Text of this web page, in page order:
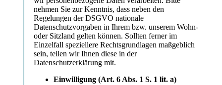
nehmen Sie zur Kenntnis, dass neben den
Regelungen der DSGVO nationale
Datenschutzvorgaben in Ihrem bzw. unserem Wohn-
oder Sitzland gelten können. Sollten ferner im
Einzelfall speziellere Rechtsgrundlagen maßgeblich
sein, teilen wir Ihnen diese in der
Datenschutzerklärung mit.
Einwilligung (Art. 6 Abs. 1 S. 1 lit. a)